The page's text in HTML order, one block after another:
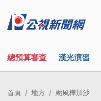
總預算審查 漢光演習
首頁 地方 颱風樺加沙